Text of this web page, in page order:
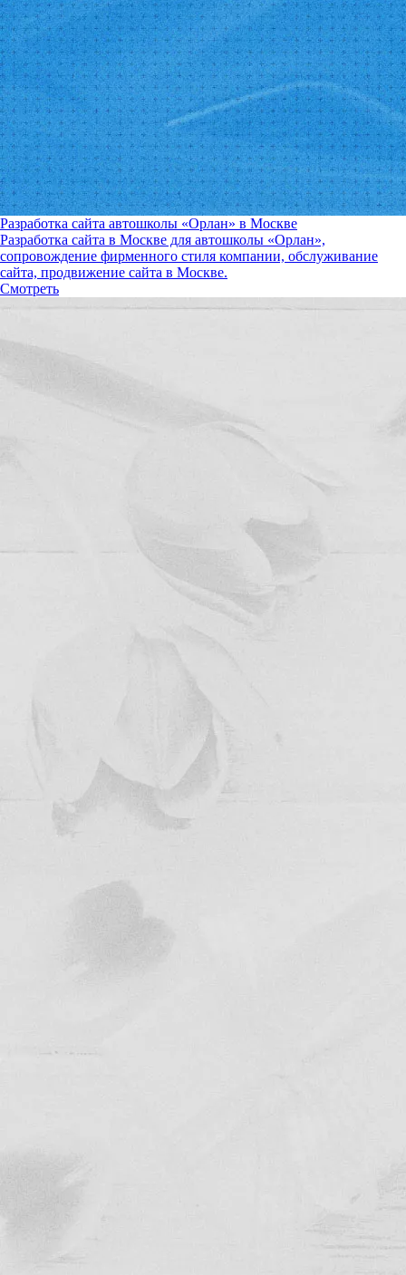
Разработка сайта автошколы «Орлан» в Москве
Разработка сайта в Москве для автошколы «Орлан»,
сопровождение фирменного стиля компании, обслуживание
сайта, продвижение сайта в Москве.
Смотреть